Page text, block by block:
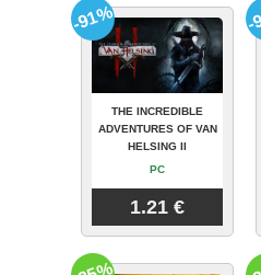
THE INCREDIBLE
ADVENTURES OF VAN
HELSING II
PC
1.21 €
-91% -